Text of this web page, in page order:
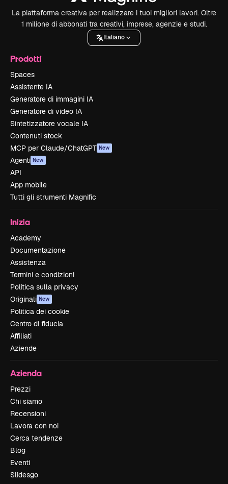
La piattaforma creativa per realizzare i tuoi migliori lavori. Oltre
1 milione di abbonati tra creativi, imprese, agenzie e studi.
Italiano
Prodotti
Spaces
Assistente IA
Generatore di immagini IA
Generatore di video IA
Sintetizzatore vocale IA
Contenuti stock
MCP per Claude/ChatGPT New
Agenti New
API
App mobile
Tutti gli strumenti Magnific
Inizia
Academy
Documentazione
Assistenza
Termini e condizioni
Politica sulla privacy
Originali New
Politica dei cookie
Centro di fiducia
Affiliati
Aziende
Azienda
Prezzi
Chi siamo
Recensioni
Lavora con noi
Cerca tendenze
Blog
Eventi
Slidesgo